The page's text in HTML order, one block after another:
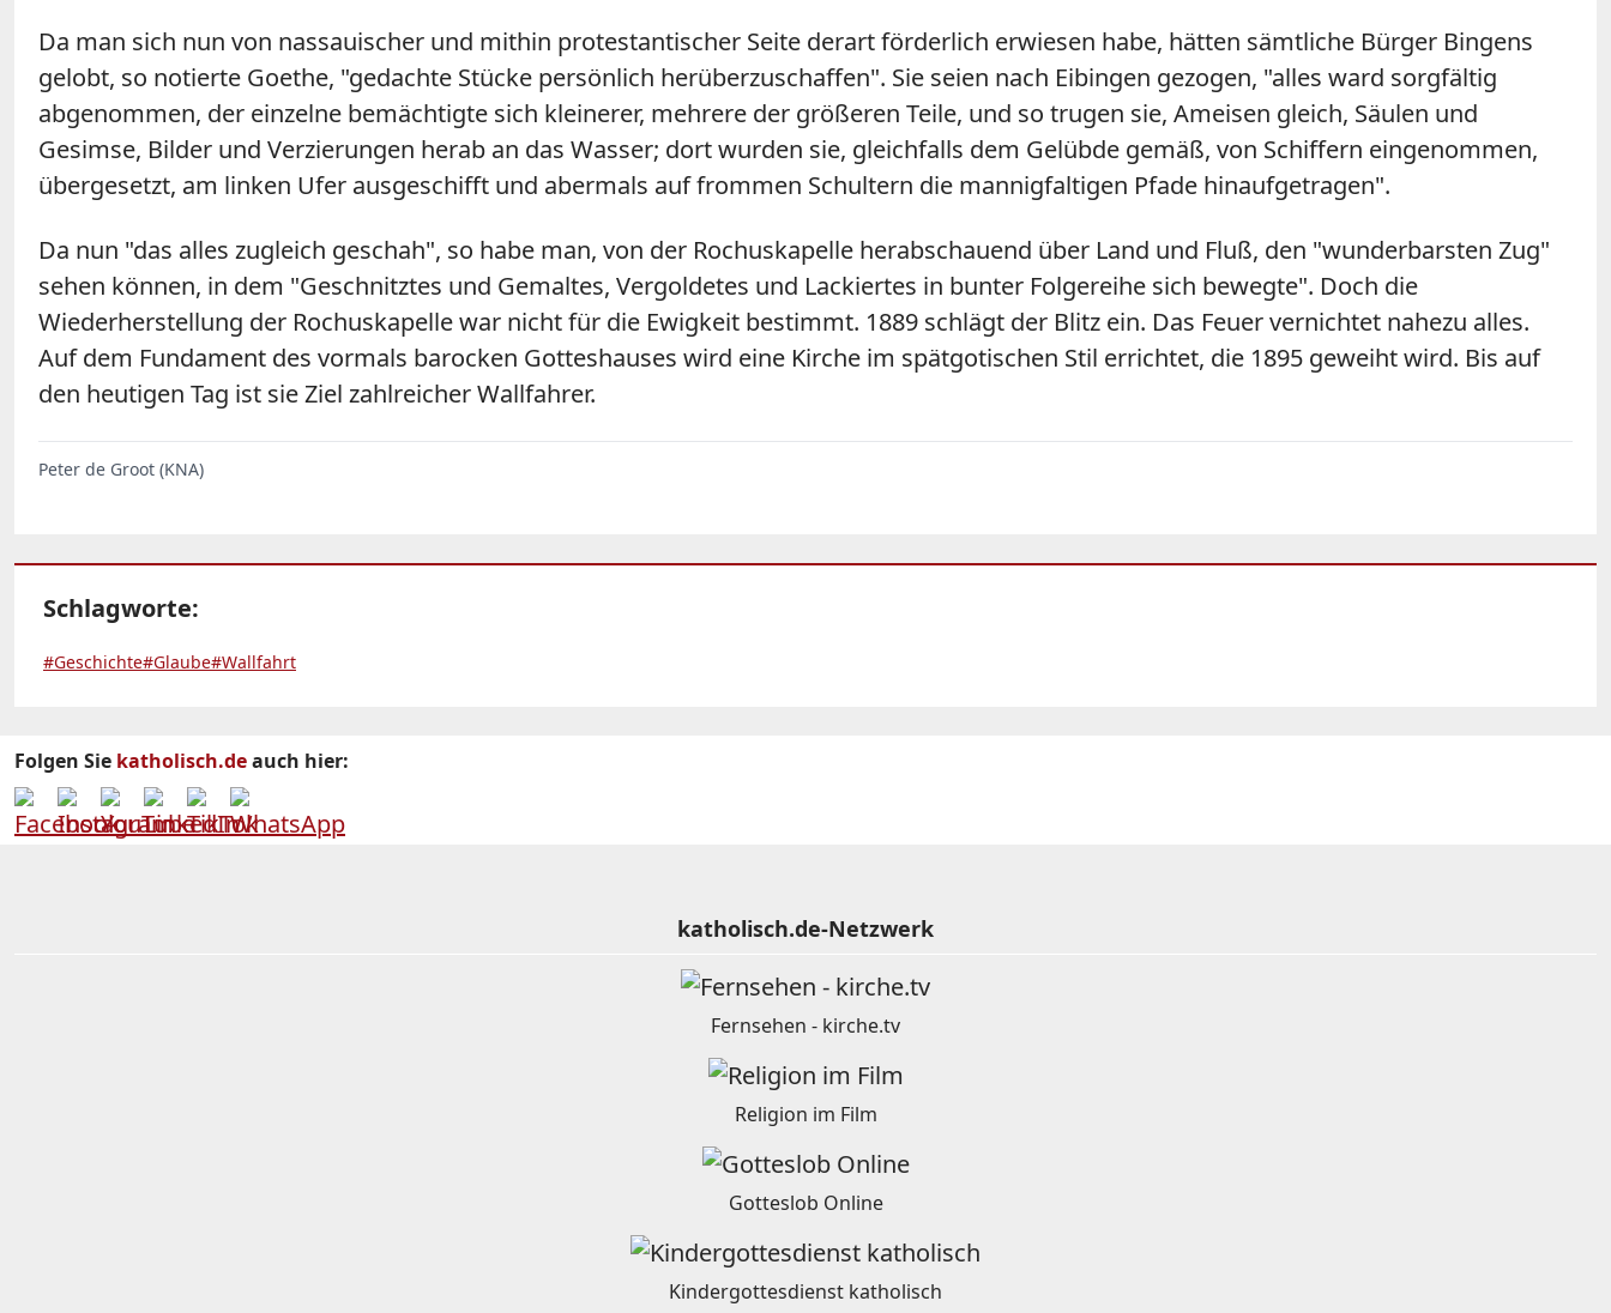
Da man sich nun von nassauischer und mithin protestantischer Seite derart förderlich erwiesen habe, hätten sämtliche Bürger Bingens
gelobt, so notierte Goethe, "gedachte Stücke persönlich herüberzuschaffen". Sie seien nach Eibingen gezogen, "alles ward sorgfältig
abgenommen, der einzelne bemächtigte sich kleinerer, mehrere der größeren Teile, und so trugen sie, Ameisen gleich, Säulen und
Gesimse, Bilder und Verzierungen herab an das Wasser; dort wurden sie, gleichfalls dem Gelübde gemäß, von Schiffern eingenommen,
übergesetzt, am linken Ufer ausgeschifft und abermals auf frommen Schultern die mannigfaltigen Pfade hinaufgetragen".
Da nun "das alles zugleich geschah", so habe man, von der Rochuskapelle herabschauend über Land und Fluß, den "wunderbarsten Zug"
sehen können, in dem "Geschnitztes und Gemaltes, Vergoldetes und Lackiertes in bunter Folgereihe sich bewegte". Doch die
Wiederherstellung der Rochuskapelle war nicht für die Ewigkeit bestimmt. 1889 schlägt der Blitz ein. Das Feuer vernichtet nahezu alles.
Auf dem Fundament des vormals barocken Gotteshauses wird eine Kirche im spätgotischen Stil errichtet, die 1895 geweiht wird. Bis auf
den heutigen Tag ist sie Ziel zahlreicher Wallfahrer.
Peter de Groot (KNA)
Schlagworte:
#Geschichte#Glaube#Wallfahrt
Folgen Sie katholisch.deauch hier:
katholisch.de-Netzwerk
Fernsehen - kirche.tv
Religion im Film
Gotteslob Online
Kindergottesdienst katholisch